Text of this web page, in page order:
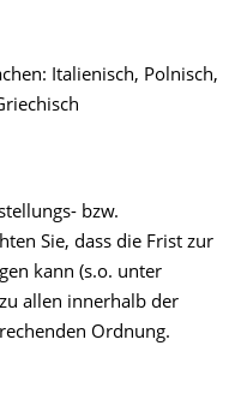
Italienisch, Polnisch,
bzw.
Sie, dass die Frist zur
kann (s.o. unter
allen innerhalb der
Ordnung.